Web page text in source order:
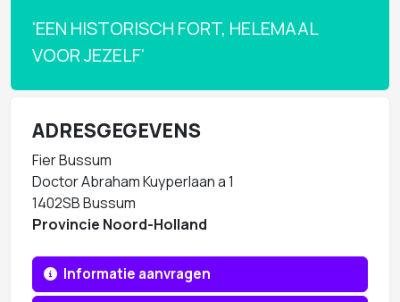
'EEN HISTORISCH FORT, HELEMAAL
VOOR JEZELF'
ADRESGEGEVENS
Fier Bussum
Doctor Abraham Kuyperlaan a 1
1402SB Bussum
Provincie Noord-Holland
Informatie aanvragen